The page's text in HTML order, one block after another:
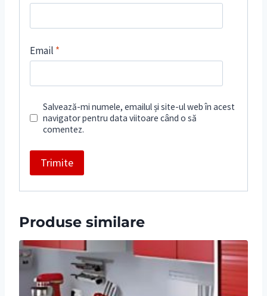
Email *
Salvează-mi numele, emailul și site-ul web în acest
navigator pentru data viitoare când o să
comentez.
Produse similare